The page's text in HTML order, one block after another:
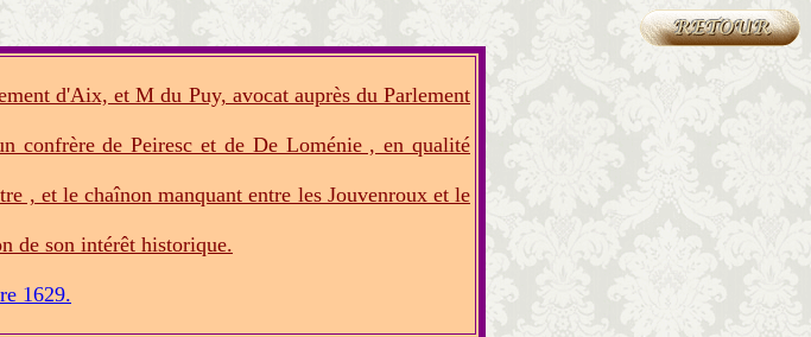
d'Aix, et M du Puy, avocat auprès du Parlement
confrère de Peiresc et de De Loménie , en qualité
, et le chaînon manquant entre les Jouvenroux et le
de son intérêt historique.
1629.